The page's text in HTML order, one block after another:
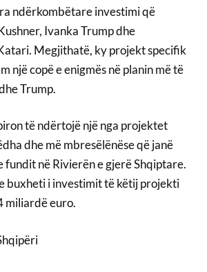
ndërkombëtare investimi që
Ivanka Trump dhe
Megjithatë, ky projekt specifik
një copë e enigmës në planin më të
Trump.
të ndërtojë një nga projektet
dhe më mbresëlënëse që janë
fundit në Rivierën e gjerë Shqiptare.
buxheti i investimit të këtij projekti
miliardë euro.